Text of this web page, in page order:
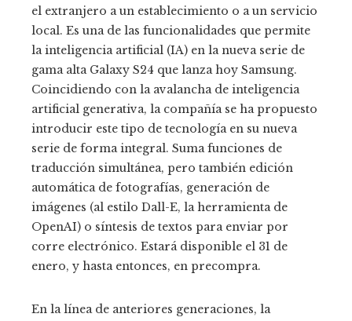
el extranjero a un establecimiento o a un servicio
local. Es una de las funcionalidades que permite
la inteligencia artificial (IA) en la nueva serie de
gama alta Galaxy S24 que lanza hoy Samsung.
Coincidiendo con la avalancha de inteligencia
artificial generativa, la compañía se ha propuesto
introducir este tipo de tecnología en su nueva
serie de forma integral. Suma funciones de
traducción simultánea, pero también edición
automática de fotografías, generación de
imágenes (al estilo Dall-E, la herramienta de
OpenAI) o síntesis de textos para enviar por
corre electrónico. Estará disponible el 31 de
enero, y hasta entonces, en precompra.
En la línea de anteriores generaciones, la